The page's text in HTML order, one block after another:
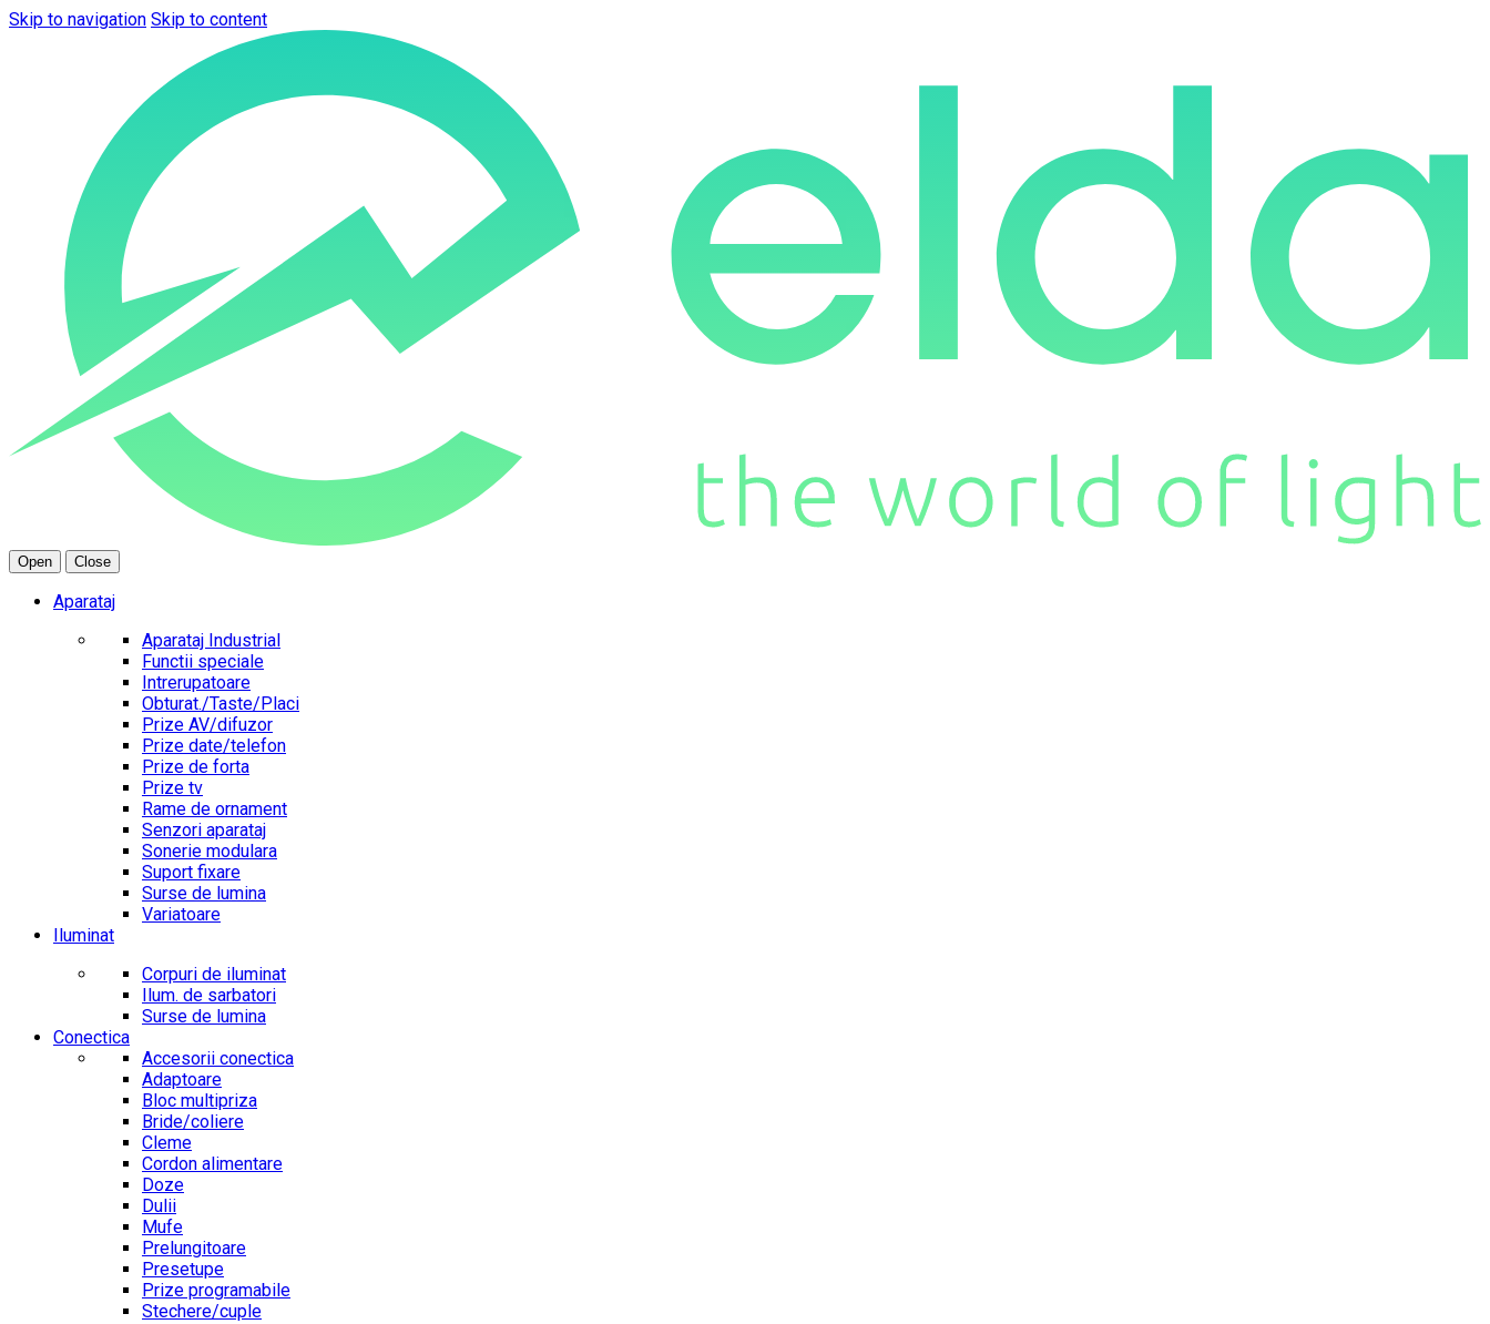
Skip to navigation Skip to content
Open Close
Aparataj
Aparataj Industrial
Functii speciale
Intrerupatoare
Obturat./Taste/Placi
Prize AV/difuzor
Prize date/telefon
Prize de forta
Prize tv
Rame de ornament
Senzori aparataj
Sonerie modulara
Suport fixare
Surse de lumina
Variatoare
Iluminat
Corpuri de iluminat
Ilum. de sarbatori
Surse de lumina
Conectica
Accesorii conectica
Adaptoare
Bloc multipriza
Bride/coliere
Cleme
Cordon alimentare
Doze
Dulii
Mufe
Prelungitoare
Presetupe
Prize programabile
Stechere/cuple